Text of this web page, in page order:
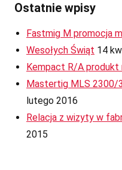
Ostatnie wpisy
Fastmig M promocja
Wesołych Świąt 14
Kempact R/A produkt
Mastertig MLS 2300/
lutego 2016
Relacja z wizyty w
2015